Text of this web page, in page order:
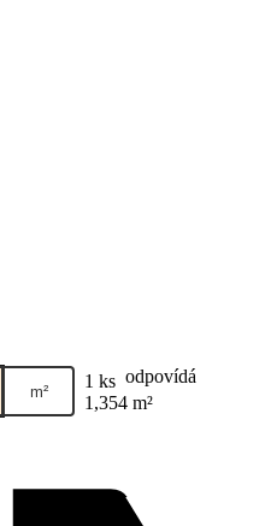
m² 1 ks odpovídá
1,354 m²